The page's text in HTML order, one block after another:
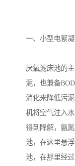
一、小型电絮
厌氧滤床池的
泥，也兼备
消化来降低污
机将空气注入
得到降解，氨
池，在这里悬
池，在那里经过
印刷厂污水处
污水提升泵站
风景区生活污